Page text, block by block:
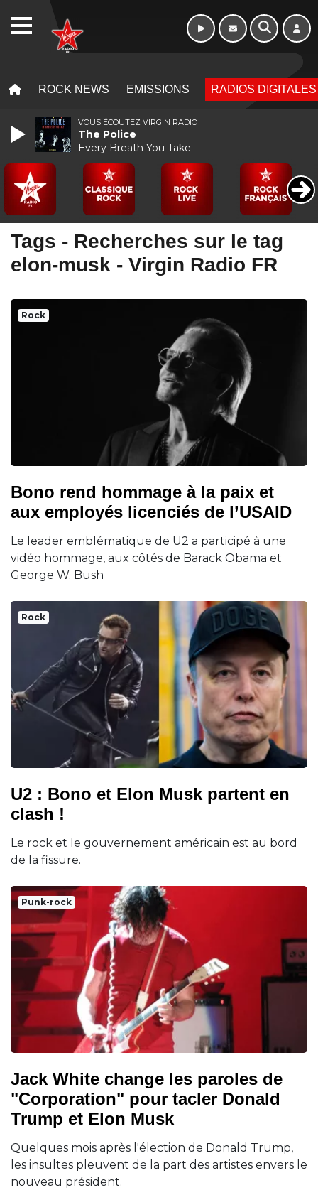
ROCK NEWS EMISSIONS RADIOS DIGITALES
Tags - Recherches sur le tag
elon-musk - Virgin Radio FR
Rock
Bono rend hommage à la paix et
aux employés licenciés de l’USAID
Le leader emblématique de U2 a participé à une
vidéo hommage, aux côtés de Barack Obama et
George W. Bush
Rock
U2 : Bono et Elon Musk partent en
clash !
Le rock et le gouvernement américain est au bord
de la fissure.
Punk-rock
Jack White change les paroles de
"Corporation" pour tacler Donald
Trump et Elon Musk
Quelques mois après l'élection de Donald Trump,
les insultes pleuvent de la part des artistes envers le
nouveau président.
VOUS ÉCOUTEZ VIRGIN RADIO
The Police
Every Breath You Take
WEBRADIO